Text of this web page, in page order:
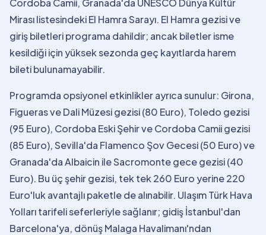
Cordoba Camii, Granada'da UNESCO Dünya Kültür
Mirası listesindeki El Hamra Sarayı. El Hamra gezisi ve
giriş biletleri programa dahildir; ancak biletler isme
kesildiği için yüksek sezonda geç kayıtlarda harem
bileti bulunamayabilir.
Programda opsiyonel etkinlikler ayrıca sunulur: Girona,
Figueras ve Dali Müzesi gezisi (80 Euro), Toledo gezisi
(95 Euro), Cordoba Eski Şehir ve Cordoba Camii gezisi
(85 Euro), Sevilla'da Flamenco Şov Gecesi (50 Euro) ve
Granada'da Albaicin ile Sacromonte gece gezisi (40
Euro). Bu üç şehir gezisi, tek tek 260 Euro yerine 220
Euro'luk avantajlı paketle de alınabilir. Ulaşım Türk Hava
Yolları tarifeli seferleriyle sağlanır; gidiş İstanbul'dan
Barcelona'ya, dönüş Malaga Havalimanı'ndan